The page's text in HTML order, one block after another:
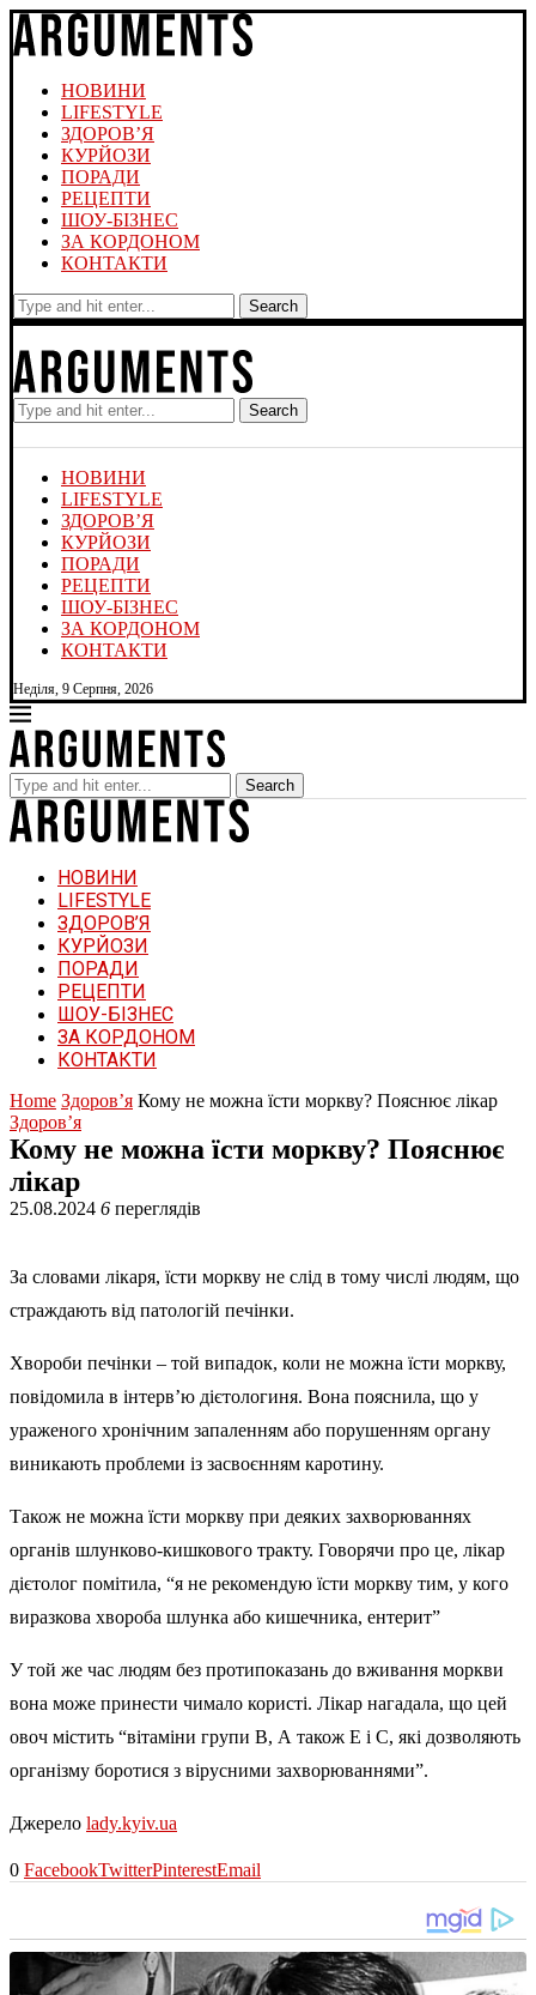
НОВИНИ
LIFESTYLE
ЗДОРОВ’Я
КУРЙОЗИ
ПОРАДИ
РЕЦЕПТИ
ШОУ-БІЗНЕС
ЗА КОРДОНОМ
КОНТАКТИ
Search
Search
НОВИНИ
LIFESTYLE
ЗДОРОВ’Я
КУРЙОЗИ
ПОРАДИ
РЕЦЕПТИ
ШОУ-БІЗНЕС
ЗА КОРДОНОМ
КОНТАКТИ
Неділя, 9 Серпня, 2026
Search
НОВИНИ
LIFESTYLE
ЗДОРОВ’Я
КУРЙОЗИ
ПОРАДИ
РЕЦЕПТИ
ШОУ-БІЗНЕС
ЗА КОРДОНОМ
КОНТАКТИ
Home Здоров’я Кому не можна їсти моркву? Пояснює лікар
Здоров’я
Кому не можна їсти моркву? Пояснює
лікар
25.08.2024 6 переглядів
За словами лікаря, їсти моркву не слід в тому числі людям, що
страждають від патологій печінки.
Хвороби печінки – той випадок, коли не можна їсти моркву,
повідомила в інтерв’ю дієтологиня. Вона пояснила, що у
ураженого хронічним запаленням або порушенням органу
виникають проблеми із засвоєнням каротину.
Також не можна їсти моркву при деяких захворюваннях
органів шлунково-кишкового тракту. Говорячи про це, лікар
дієтолог помітила, “я не рекомендую їсти моркву тим, у кого
виразкова хвороба шлунка або кишечника, ентерит”
У той же час людям без протипоказань до вживання моркви
вона може принести чимало користі. Лікар нагадала, що цей
овоч містить “вітаміни групи В, А також Е і С, які дозволяють
організму боротися з вірусними захворюваннями”.
Джерело lady.kyiv.ua
0 FacebookTwitterPinterestEmail